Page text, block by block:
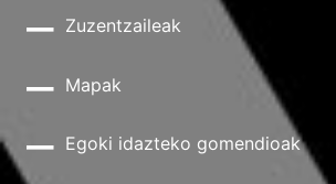
Zuzentzaileak
Mapak
Egoki idazteko gomendioak